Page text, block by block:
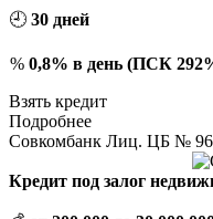
🕘 30 дней
% 0,8% в день (ПСК
Взять кредит
Подробнее
Совкомбанк Лиц. ЦБ №
Кредит под залог